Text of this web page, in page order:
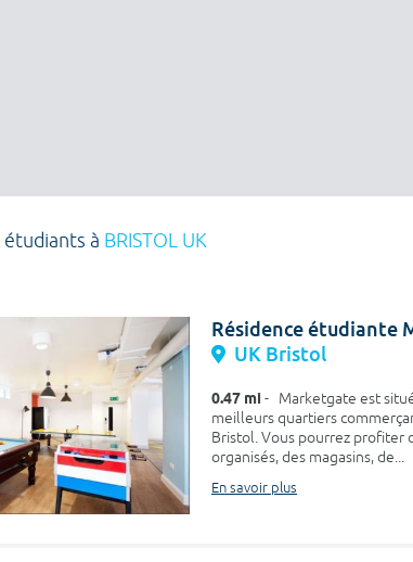
à BRISTOL UK
Résidence étudiante
UK Bristol
0.47 mi - Marketgate est
meilleurs quartiers
Bristol. Vous pourrez profiter
organisés, des magasins, de...
En savoir plus